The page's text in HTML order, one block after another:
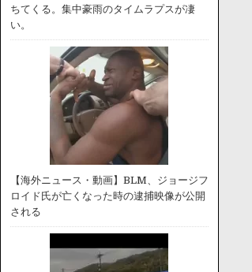
ちてくる。集中豪雨のタイムラプスが凄
い。
【海外ニュース・動画】BLM、ジョージフ
ロイド氏が亡くなった時の逮捕映像が公開
される